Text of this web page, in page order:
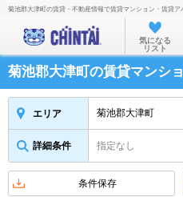
お部屋
物
菊池郡大津町の賃貸・不動産情報で賃貸マンション・賃貸
気になる
リスト
菊池郡大津町の賃貸マンシ
エリア 菊池郡大津町
詳細条件 指定なし
条件保存